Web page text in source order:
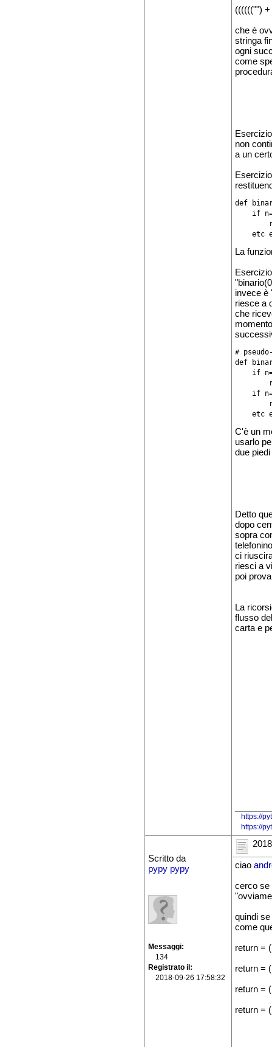
(((((("")
che è
stringa
ogni
come
non
a un
def
if
La
invece è
riesce a
che
#
def
if
if
C'è un
usarlo
due
Detto
dopo
sopra
ci
riesci a
poi
La
flusso
carta e
https://
https://
Scritto da
pypy pypy
Messaggi
134
Registrato il
2018-09-26 17:58:32
ciao
cerco se
quindi
come
return =
return =
return =
return =